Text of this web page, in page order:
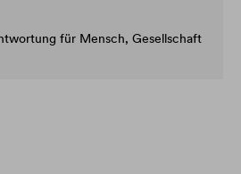
für Mensch, Gesellschaft